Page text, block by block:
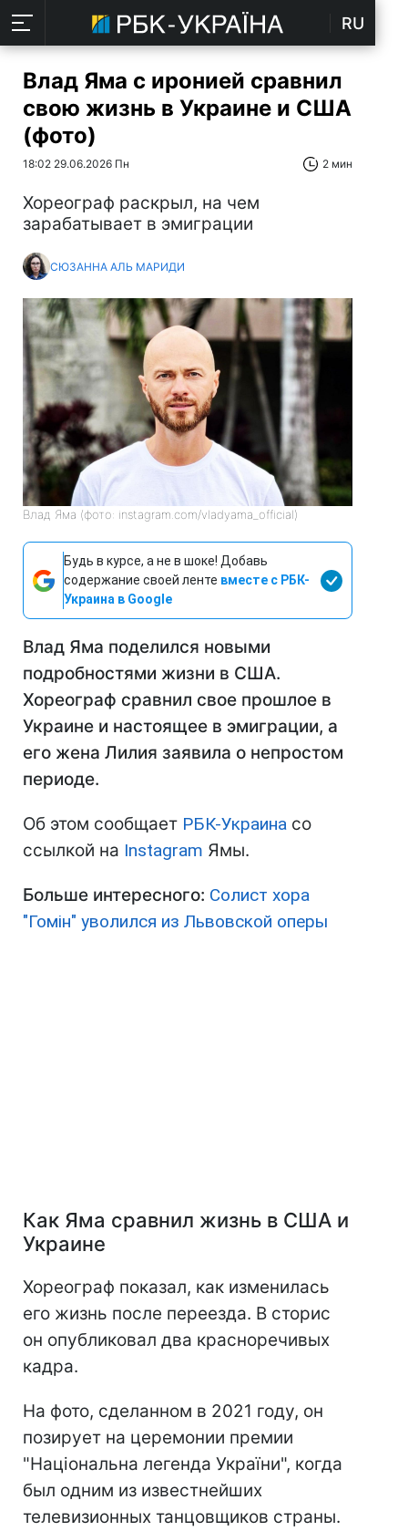
RU
Влад Яма с иронией сравнил
свою жизнь в Украине и США
(фото)
18:02 29.06.2026 Пн 2 мин
Хореограф раскрыл, на чем
зарабатывает в эмиграции
СЮЗАННА АЛЬ МАРИДИ
Влад Яма (фото: instagram.com/vladyama_official)
Будь в курсе, а не в шоке! Добавь
содержание своей ленте вместе с РБК-
Украина в Google
Влад Яма поделился новыми
подробностями жизни в США.
Хореограф сравнил свое прошлое в
Украине и настоящее в эмиграции, а
его жена Лилия заявила о непростом
периоде.
Об этом сообщает РБК-Украина со
ссылкой на Instagram Ямы.
Больше интересного: Солист хора
"Гомін" уволился из Львовской оперы
Как Яма сравнил жизнь в США и
Украине
Хореограф показал, как изменилась
его жизнь после переезда. В сторис
он опубликовал два красноречивых
кадра.
На фото, сделанном в 2021 году, он
позирует на церемонии премии
"Національна легенда України", когда
был одним из известнейших
телевизионных танцовщиков страны.